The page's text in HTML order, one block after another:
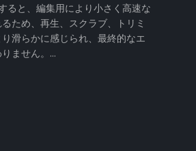
ると、編集用により小さく高速な
ため、再生、スクラブ、トリミ
滑らかに感じられ、最終的なエ
ません。...